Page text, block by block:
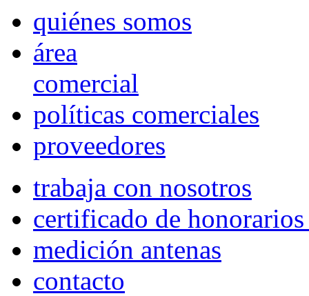
quiénes somos
área
comercial
políticas comerciales
proveedores
trabaja con nosotros
certificado de
medición antenas
contacto